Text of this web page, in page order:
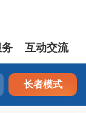
互动交流
长者模式